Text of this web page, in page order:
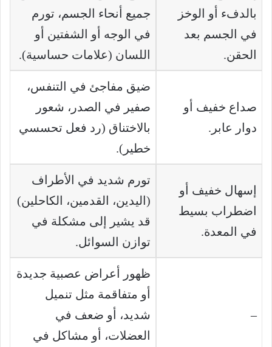
بالدفء أو الوخز
في الجسم بعد
الحقن.
جميع أنحاء الجسم، تورم
في الوجه أو الشفتين أو
اللسان (علامات حساسية).
صداع خفيف أو
دوار عابر.
ضيق مفاجئ في التنفس،
صفير في الصدر، شعور
بالاختناق (رد فعل تحسسي
خطير).
إسهال خفيف أو
اضطراب بسيط
في المعدة.
تورم شديد في الأطراف
(اليدين، القدمين، الكاحلين)
قد يشير إلى مشكلة في
توازن السوائل.
–
ظهور أعراض عصبية جديدة
أو متفاقمة مثل تنميل
شديد، أو ضعف في
العضلات، أو مشاكل في